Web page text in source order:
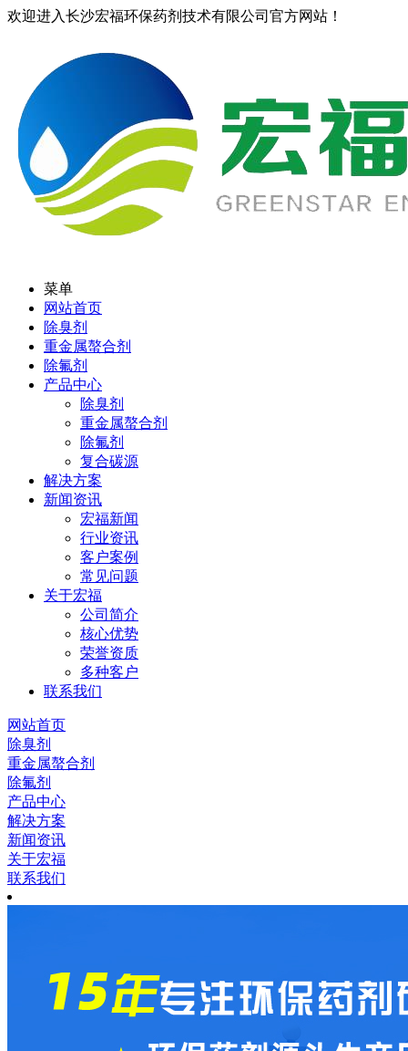
欢迎进入长沙宏福环保药剂技术有限公司官方网站！
菜单
网站首页
除臭剂
重金属螯合剂
除氟剂
产品中心
除臭剂
重金属螯合剂
除氟剂
复合碳源
解决方案
新闻资讯
宏福新闻
行业资讯
客户案例
常见问题
关于宏福
公司简介
核心优势
荣誉资质
多种客户
联系我们
网站首页
除臭剂
重金属螯合剂
除氟剂
产品中心
解决方案
新闻资讯
关于宏福
联系我们